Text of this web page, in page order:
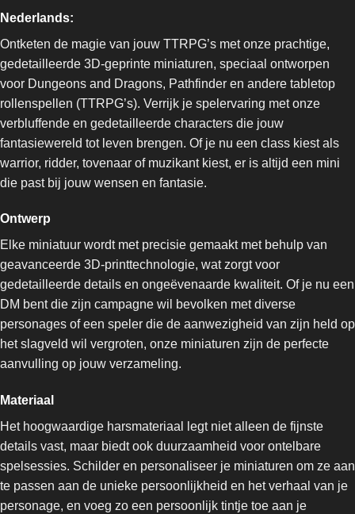
Nederlands:
Ontketen de magie van jouw TTRPG’s met onze prachtige,
gedetailleerde 3D-geprinte miniaturen, speciaal ontworpen
voor Dungeons and Dragons, Pathfinder en andere tabletop
rollenspellen (TTRPG’s). Verrijk je spelervaring met onze
verbluffende en gedetailleerde characters die jouw
fantasiewereld tot leven brengen. Of je nu een class kiest als
warrior, ridder, tovenaar of muzikant kiest, er is altijd een mini
die past bij jouw wensen en fantasie.
Ontwerp
Elke miniatuur wordt met precisie gemaakt met behulp van
geavanceerde 3D-printtechnologie, wat zorgt voor
gedetailleerde details en ongeëvenaarde kwaliteit. Of je nu een
DM bent die zijn campagne wil bevolken met diverse
personages of een speler die de aanwezigheid van zijn held op
het slagveld wil vergroten, onze miniaturen zijn de perfecte
aanvulling op jouw verzameling.
Materiaal
Het hoogwaardige harsmateriaal legt niet alleen de fijnste
details vast, maar biedt ook duurzaamheid voor ontelbare
spelsessies. Schilder en personaliseer je miniaturen om ze aan
te passen aan de unieke persoonlijkheid en het verhaal van je
personage, en voeg zo een persoonlijk tintje toe aan je